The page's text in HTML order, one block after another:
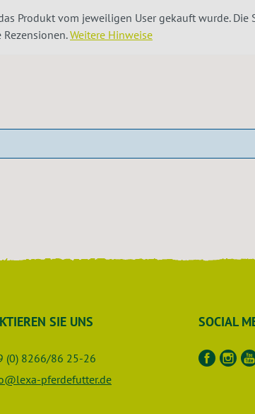
Produkt vom jeweiligen User gekauft wurde.
Weitere Hinweise
SIE UNS
(0) 8266/86 25-26
pferdefutter.de
SOCIAL